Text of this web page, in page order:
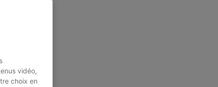
vidéo,
choix en